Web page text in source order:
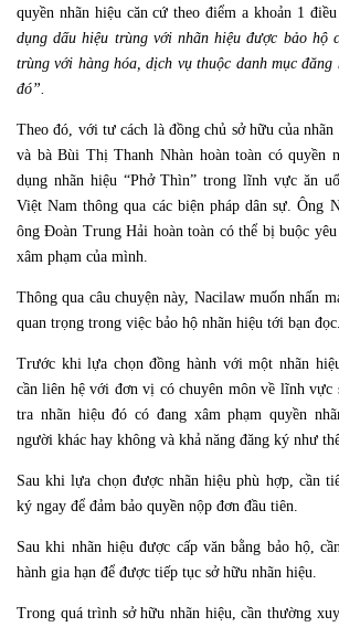
quyền nhãn hiệu căn cứ theo điểm a khoản 1
dụng dấu hiệu trùng với nhãn hiệu được bảo hộ
trùng với hàng hóa, dịch vụ thuộc danh mục đăng
đó”.
Theo đó, với tư cách là đồng chủ sở hữu của
và bà Bùi Thị Thanh Nhàn hoàn toàn có quyền
dụng nhãn hiệu “Phở Thìn” trong lĩnh vực ăn
Việt Nam thông qua các biện pháp dân sự. Ông
ông Đoàn Trung Hải hoàn toàn có thể bị buộc
xâm phạm của mình.
Thông qua câu chuyện này, Nacilaw muốn nhấn
quan trọng trong việc bảo hộ nhãn hiệu tới bạn đọc.
Trước khi lựa chọn đồng hành với một nhãn
cần liên hệ với đơn vị có chuyên môn về lĩnh vực
tra nhãn hiệu đó có đang xâm phạm quyền
người khác hay không và khả năng đăng ký như
Sau khi lựa chọn được nhãn hiệu phù hợp, cần
ký ngay để đảm bảo quyền nộp đơn đầu tiên.
Sau khi nhãn hiệu được cấp văn bằng bảo hộ,
hành gia hạn để được tiếp tục sở hữu nhãn hiệu.
Trong quá trình sở hữu nhãn hiệu, cần thường